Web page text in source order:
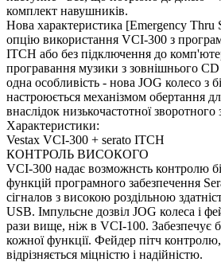
комплект навушників.
Нова характеристика [Emergency Thru
опцію використання VCI-300 з
ITCH або без підключення до
програвання музики з зовнішнього
одна особливість - нова JOG колесо з
настроюється механізмом обертання
внаслідок низькочастотної зворотного
Характеристики:
Vestax VCI-300 + serato ITCH
КОНТРОЛЬ ВИСОКОГО
VCI-300 надає возможнсть контролю
функцій програмного забезпечення
cігналов з високою роздільною
USB. Імпульсне дозвіл JOG колеса і
рази вище, ніж в VCI-100. Забезпечує
кожної функції. Фейдер пітч контролю,
відрізняється міцністю і надійністю.